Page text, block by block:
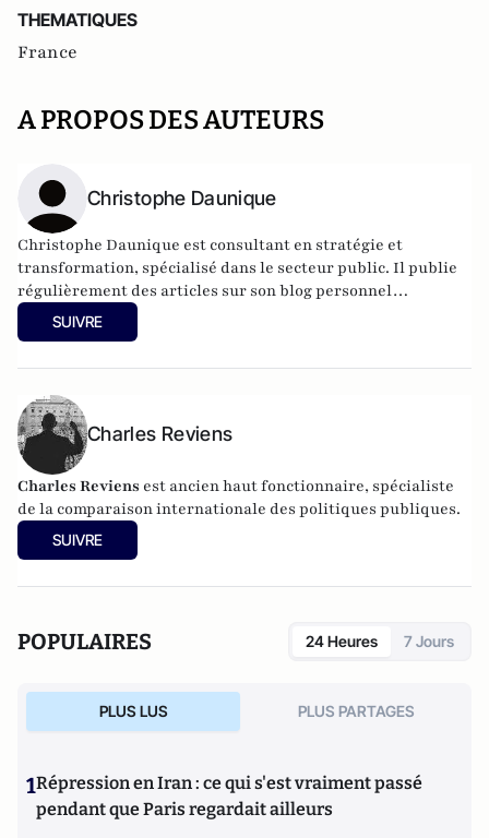
THEMATIQUES
France
A PROPOS DES AUTEURS
Christophe Daunique
Christophe Daunique est consultant en stratégie et
transformation, spécialisé dans le secteur public. Il publie
régulièrement des articles sur son blog personnel
(
https://lecahierdauniquien.substack.com/
SUIVRE
Charles Reviens
Charles Reviens est ancien haut fonctionnaire, spécialiste
de la comparaison internationale des politiques publiques.
SUIVRE
POPULAIRES 24 Heures 7 Jours
PLUS LUS PLUS PARTAGES
1Répression en Iran : ce qui s'est vraiment passé
pendant que Paris regardait ailleurs